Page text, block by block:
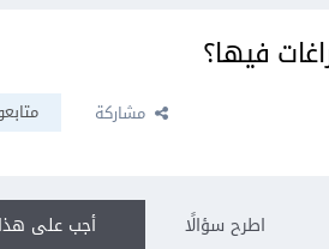
مشاركة
أجب على اطرح سؤالًا